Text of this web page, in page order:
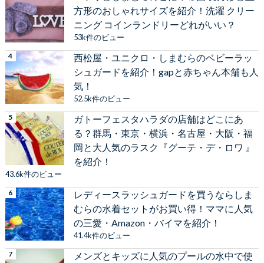
方形のおしゃれサイズを紹介！洗濯 クリー
ニング コインランドリーどれがいい？
53k件のビュー
西松屋・ユニクロ・しまむらのベビーラッ
シュガードを紹介！gapと赤ちゃん本舗も人
気！
52.5k件のビュー
ガトーフェスタハラダの店舗はどこにあ
る？群馬・東京・横浜・名古屋・大阪・福
岡と大人気のラスク『グーテ・デ・ロワ 』
を紹介！
43.6k件のビュー
レディースラッシュガードを買うならしま
むらの水着セットがお買い得！ママに人気
の三愛・Amazon・バイマを紹介！
41.4k件のビュー
メンズとキッズに人気のプールの水中で使